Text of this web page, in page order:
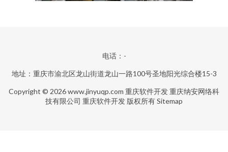
电话：-
地址：重庆市渝北区龙山街道龙山一路100号圣地阳光综合楼15-3
Copyright © 2026www.jinyuqp.com 重庆软件开发重庆纳安网络科
技有限公司 重庆软件开发 版权所有Sitemap